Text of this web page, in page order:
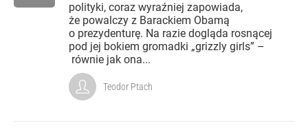
polityki, coraz wyraźniej zapowiada,
że powalczy z Barackiem Obamą
o prezydenturę. Na razie dogląda rosnącej
pod jej bokiem gromadki „grizzly girls” –
równie jak ona...
Teodor Ptach